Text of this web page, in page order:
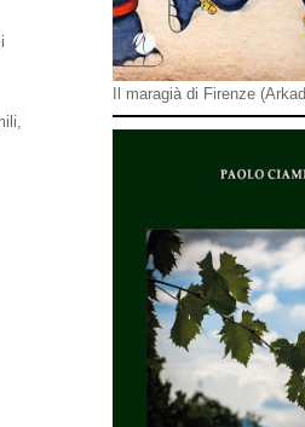
Il maragià di Firenze